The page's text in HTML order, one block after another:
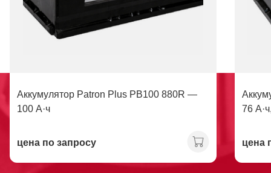
Аккумулятор Patron Plus PB100 880R —
100 А·ч
цена по запросу
76
цена